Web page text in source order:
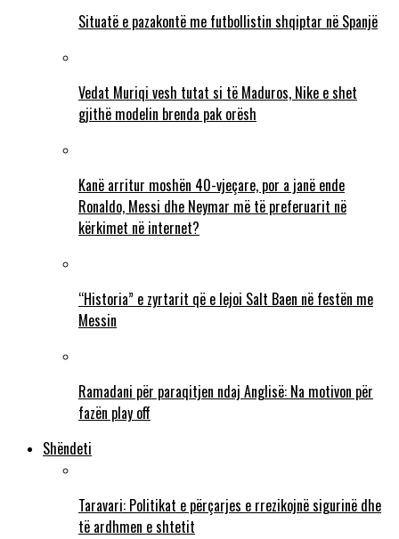
Situatë e pazakontë me futbollistin shqiptar në Spanjë
Vedat Muriqi vesh tutat si të Maduros, Nike e shet
gjithë modelin brenda pak orësh
Kanë arritur moshën 40-vjeçare, por a janë ende
Ronaldo, Messi dhe Neymar më të preferuarit në
kërkimet në internet?
“Historia” e zyrtarit që e lejoi Salt Baen në festën me
Messin
Ramadani për paraqitjen ndaj Anglisë: Na motivon për
fazën play off
Shëndeti
Taravari: Politikat e përçarjes e rrezikojnë sigurinë dhe
të ardhmen e shtetit